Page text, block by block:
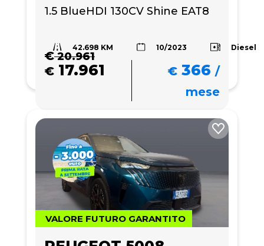
1.5 BlueHDI 130CV Shine EAT8
42.698 KM 10/2023 Diesel
€20.961
€ 17.961 € 366 /
mese
VALORE FUTURO GARANTITO